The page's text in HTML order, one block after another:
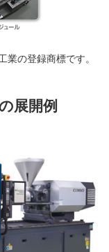
業の登録商標です。
展開例